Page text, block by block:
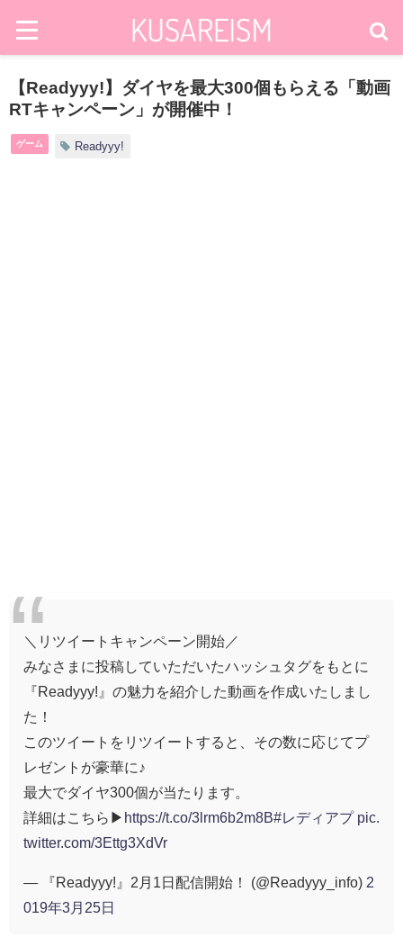
【Readyyy!】ダイヤを最大300個もらえる「動画
RTキャンペーン」が開催中！
ゲーム Readyyy!
＼リツイートキャンペーン開始／
みなさまに投稿していただいたハッシュタグをもとに
『Readyyy!』の魅力を紹介した動画を作成いたしまし
た！
このツイートをリツイートすると、その数に応じてプ
レゼントが豪華に♪
最大でダイヤ300個が当たります。
詳細はこちら▶ https://t.co/3lrm6b2m8B#レディアプ pic.
twitter.com/3Ettg3XdVr
— 『Readyyy!』2月1日配信開始！ (@Readyyy_info) 2
019年3月25日